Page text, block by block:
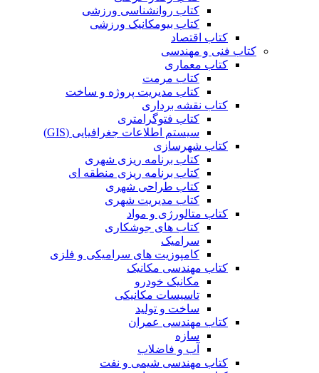
کتاب روانشناسی ورزشی
کتاب بیومکانیک ورزشی
کتاب اقتصاد
کتاب فنی و مهندسی
کتاب معماری
کتاب مرمت
کتاب مدیریت پروژه و ساخت
کتاب نقشه برداری
کتاب فتوگرامتری
سیستم اطلاعات جغرافیایی (GIS)
کتاب شهرسازی
کتاب برنامه ریزی شهری
کتاب برنامه ریزی منطقه ای
کتاب طراحی شهری
کتاب مدیریت شهری
کتاب متالورژی و مواد
کتاب های جوشکاری
سرامیک
کامپوزیت های سرامیکی و فلزی
کتاب مهندسی مکانیک
مکانیک خودرو
تاسیسات مکانیکی
ساخت و تولید
کتاب مهندسی عمران
سازه
آب و فاضلاب
کتاب مهندسی شیمی و نفت